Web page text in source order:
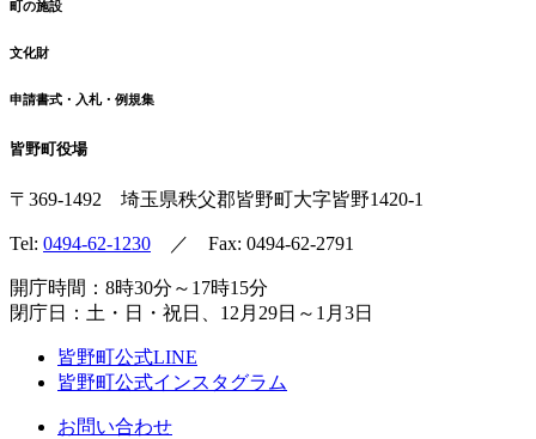
町の施設
文化財
申請書式・入札・例規集
皆野町役場
〒369-1492 埼玉県秩父郡皆野町大字皆野1420-1
Tel: 0494-62-1230 ／ Fax: 0494-62-2791
開庁時間：8時30分～17時15分
閉庁日：土・日・祝日、12月29日～1月3日
皆野町公式LINE
皆野町公式インスタグラム
お問い合わせ